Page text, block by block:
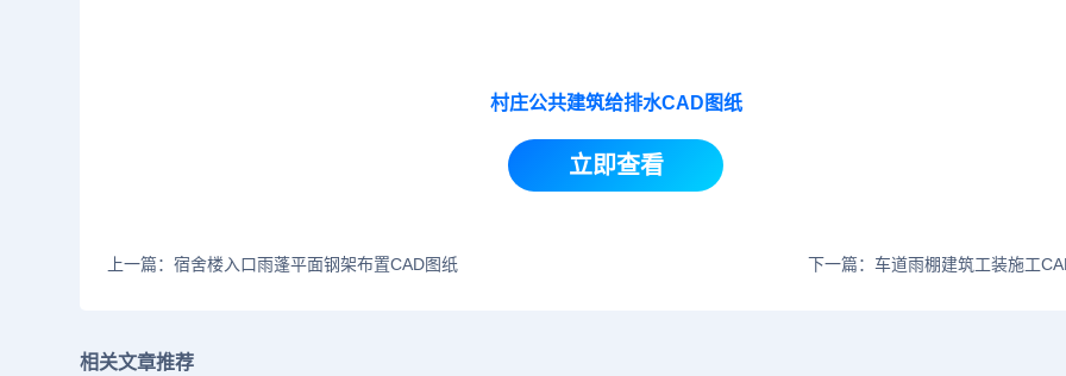
村庄公共建筑给排水CAD图纸
立即查看
上一篇：宿舍楼入口雨蓬平面钢架布置CAD图纸 下一篇：车道雨棚建筑工装施工
相关文章推荐